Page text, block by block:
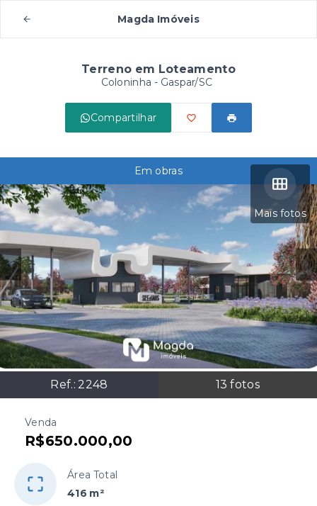
Magda Imóveis
Terreno em Loteamento
Coloninha - Gaspar/SC
Compartilhar
Mais fotos
Ref.: 2248 13 fotos
Em obras
Venda
R$650.000,00
Área Total
416 m²